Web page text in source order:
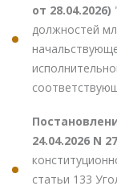
от 28.04.2026)
должностей
24.04.2026 N
статьи 133